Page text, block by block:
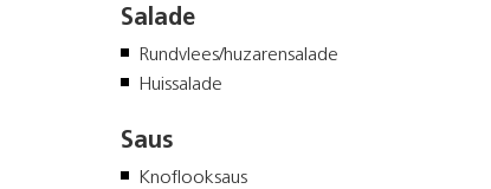
Salade
Rundvlees/huzarensalade
Huissalade
Saus
Knoflooksaus